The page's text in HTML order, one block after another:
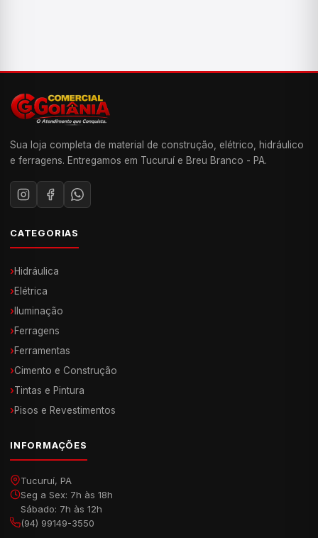
Sua loja completa de material de construção, elétrico, hidráulico
e ferragens. Entregamos em Tucuruí e Breu Branco - PA.
CATEGORIAS
›Hidráulica
›Elétrica
› Iluminação
›Ferragens
›Ferramentas
›Cimento e Construção
›Tintas e Pintura
›Pisos e Revestimentos
INFORMAÇÕES
Tucuruí, PA
Seg a Sex: 7h às 18h
Sábado: 7h às 12h
(94) 99149-3550